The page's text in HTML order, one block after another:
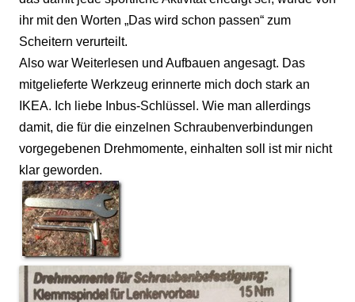
ihr mit den Worten „Das wird schon passen“ zum
Scheitern verurteilt.
Also war Weiterlesen und Aufbauen angesagt. Das
mitgelieferte Werkzeug erinnerte mich doch stark an
IKEA. Ich liebe Inbus-Schlüssel. Wie man allerdings
damit, die für die einzelnen Schraubenverbindungen
vorgegebenen Drehmomente, einhalten soll ist mir nicht
klar geworden.